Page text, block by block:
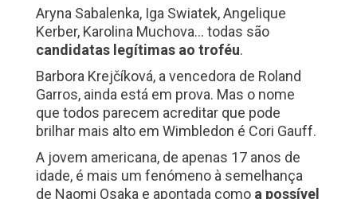
Aryna Sabalenka, Iga Swiatek, Angelique
Kerber, Karolina Muchova… todas são
candidatas legítimas ao troféu.
Barbora Krejčíková, a vencedora de Roland
Garros, ainda está em prova. Mas o nome
que todos parecem acreditar que pode
brilhar mais alto em Wimbledon é Cori Gauff.
A jovem americana, de apenas 17 anos de
idade, é mais um fenómeno à semelhança
de Naomi Osaka e apontada como a possível